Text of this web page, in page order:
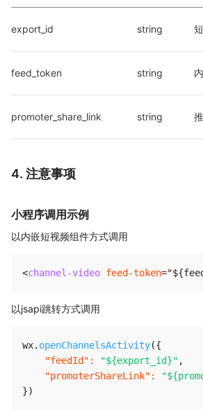
export_id string
feed_token string
promoter_share_link string
4. 注意事项
小程序调用示例
以内嵌短视频组件方式调用
<channel-video feed-token="
以jsapi跳转方式调用
wx. openChannelsActivity({
"feedId" : "${export_id}" ,
"promoterShareLink" :
})